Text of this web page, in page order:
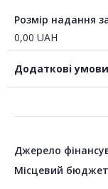
Розмір надання
0,00 UAH
Додаткові
Джерело
Місцевий бюджет